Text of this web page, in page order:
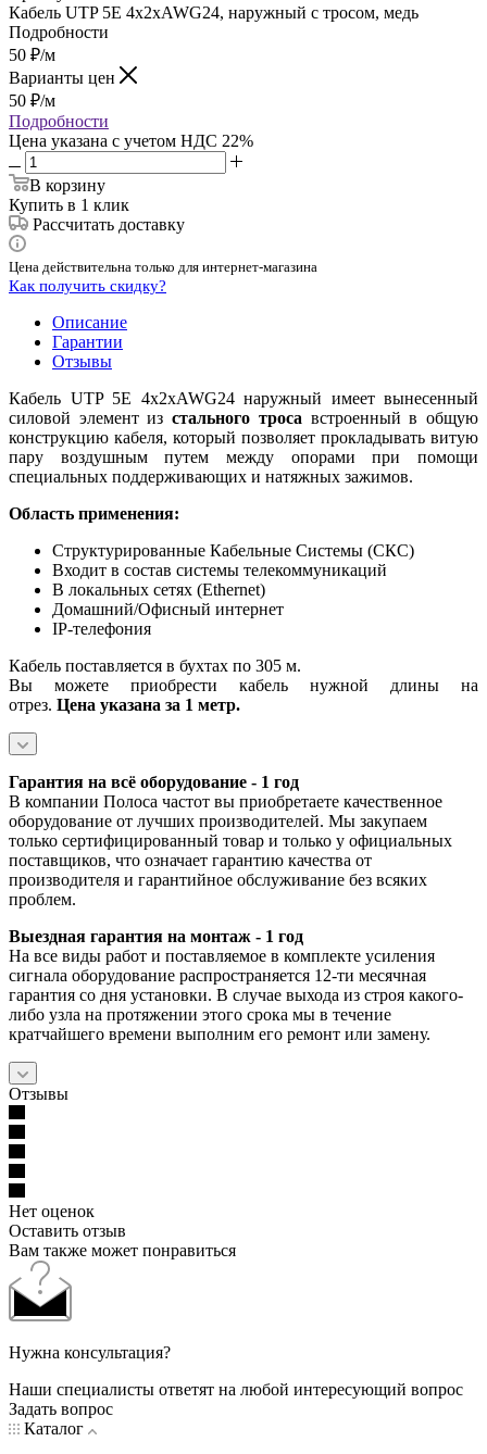
Кабель UTP 5E 4x2xAWG24, наружный с тросом, медь
Подробности
50 ₽/м
Варианты цен
50 ₽/м
Подробности
Цена указана с учетом НДС 22%
В корзину
Купить в 1 клик
Рассчитать доставку
Цена действительна только для интернет-магазина
Как получить скидку?
Описание
Гарантии
Отзывы
Кабель UTP 5E 4x2xAWG24 наружный имеет вынесенный
силовой элемент изстального троса встроенный в общую
конструкцию кабеля, который позволяет прокладывать витую
пару воздушным путем между опорами при помощи
специальных поддерживающих и натяжных зажимов.
Область применения:
Структурированные Кабельные Системы (СКС)
Входит в состав системы телекоммуникаций
В локальных сетях (Ethernet)
Домашний/Офисный интернет
IP-телефония
Кабель поставляется в бухтах по 305 м.
Вы можете приобрести кабель нужной длины на
отрез. Цена указана за 1 метр.
Гарантия на всё оборудование - 1 год
В компании Полоса частот вы приобретаете качественное
оборудование от лучших производителей. Мы закупаем
только сертифицированный товар и только у официальных
поставщиков, что означает гарантию качества от
производителя и гарантийное обслуживание без всяких
проблем.
Выездная гарантия на монтаж - 1 год
На все виды работ и поставляемое в комплекте усиления
сигнала оборудование распространяется 12-ти месячная
гарантия со дня установки. В случае выхода из строя какого-
либо узла на протяжении этого срока мы в течение
кратчайшего времени выполним его ремонт или замену.
Отзывы
Нет оценок
Оставить отзыв
Вам также может понравиться
Нужна консультация?
Наши специалисты ответят на любой интересующий вопрос
Задать вопрос
Каталог